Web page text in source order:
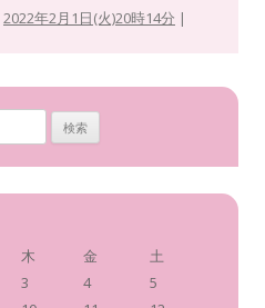
2022年2月1日(火)20時14分 |
木 金 土
3 4
5